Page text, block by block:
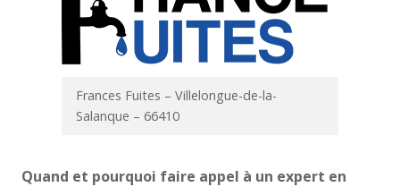
Frances Fuites – Villelongue-de-la-
Salanque – 66410
Quand et pourquoi faire appel à un expert en